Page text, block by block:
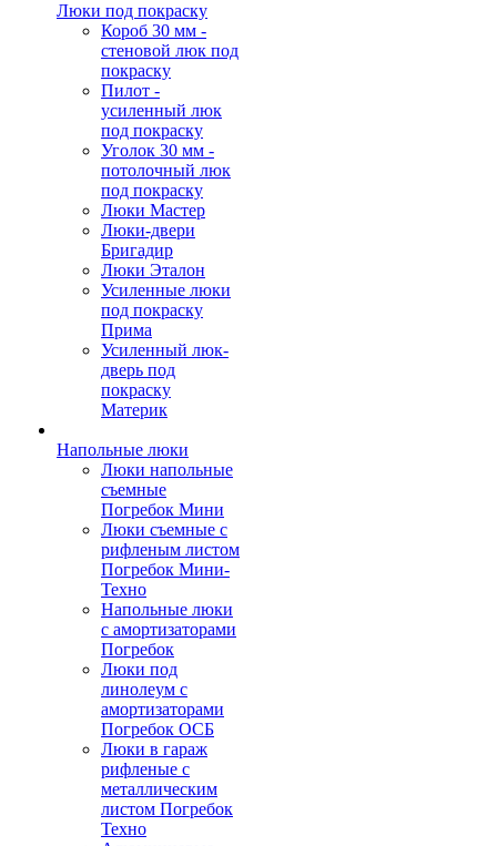
Люки под покраску
Короб 30 мм -
стеновой люк под
покраску
Пилот -
усиленный люк
под покраску
Уголок 30 мм -
потолочный люк
под покраску
Люки Мастер
Люки-двери
Бригадир
Люки Эталон
Усиленные люки
под покраску
Прима
Усиленный люк-
дверь под
покраску
Материк
Напольные люки
Люки напольные
съемные
Погребок Мини
Люки съемные с
рифленым листом
Погребок Мини-
Техно
Напольные люки
с амортизаторами
Погребок
Люки под
линолеум с
амортизаторами
Погребок ОСБ
Люки в гараж
рифленые с
металлическим
листом Погребок
Техно